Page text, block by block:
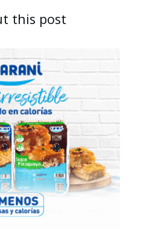
this post